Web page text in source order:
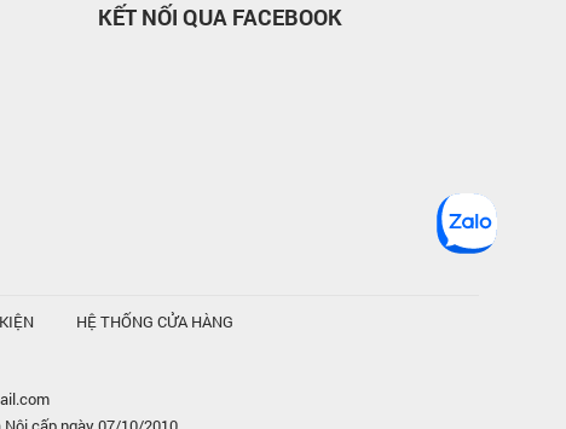
KẾT NỐI QUA FACEBOOK
HỆ THỐNG CỬA HÀNG